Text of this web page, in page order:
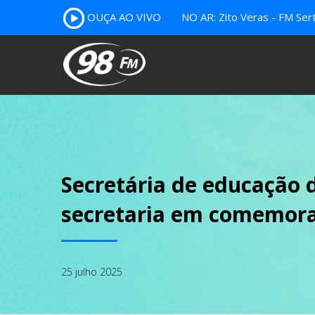
OUÇA AO VIVO NO AR: Zito Veras - FM
Secretária de educação
secretaria em
25 julho 2025